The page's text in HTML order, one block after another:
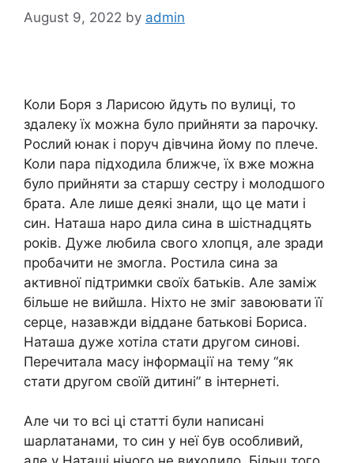
August 9, 2022 by admin
Коли Боря з Ларисою йдуть по вулиці, то
здалеку їх можна було прийняти за парочку.
Рослий юнак і поруч дівчина йому по плече.
Коли пара підходила ближче, їх вже можна
було прийняти за старшу сестру і молодшого
брата. Але лише деякі знали, що це мати і
син. Наташа наро дила сина в шістнадцять
років. Дуже любила свого хлопця, але зради
пробачити не змогла. Ростила сина за
активної підтримки своїх батьків. Але заміж
більше не вийшла. Ніхто не зміг завоювати її
серце, назавжди віддане батькові Бориса.
Наташа дуже хотіла стати другом синові.
Перечитала масу інформації на тему “як
стати другом своїй дитині” в iнтернеті.
Але чи то всі ці статті були написані
шарлатанами, то син у неї був особливий,